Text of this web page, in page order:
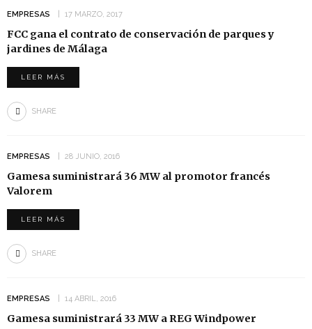
EMPRESAS 17 MARZO, 2017
FCC gana el contrato de conservación de parques y
jardines de Málaga
LEER MÁS
SHARE
EMPRESAS 28 JUNIO, 2016
Gamesa suministrará 36 MW al promotor francés
Valorem
LEER MÁS
SHARE
EMPRESAS 14 ABRIL, 2016
Gamesa suministrará 33 MW a REG Windpower